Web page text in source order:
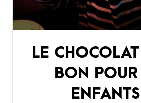
LE
BON POUR